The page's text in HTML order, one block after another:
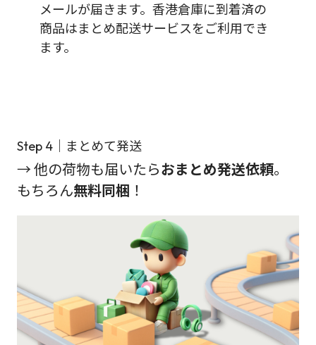
メールが届きます。香港倉庫に到着済の
商品はまとめ配送サービスをご利用でき
ます。
Step 4｜まとめて発送
→ 他の荷物も届いたらおまとめ発送依頼。
もちろん無料同梱 ！